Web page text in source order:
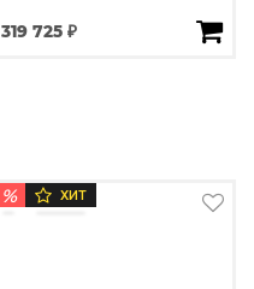
319 725 ₽
% ХИТ